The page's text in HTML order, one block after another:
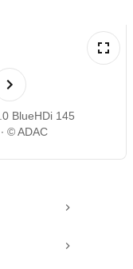
BlueHDi 145
© ADAC